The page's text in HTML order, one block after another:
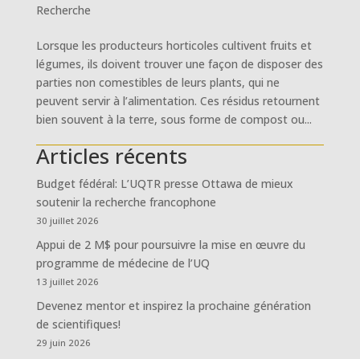
Recherche
Lorsque les producteurs horticoles cultivent fruits et
légumes, ils doivent trouver une façon de disposer des
parties non comestibles de leurs plants, qui ne
peuvent servir à l’alimentation. Ces résidus retournent
bien souvent à la terre, sous forme de compost ou...
Articles récents
Budget fédéral: L’UQTR presse Ottawa de mieux
soutenir la recherche francophone
30 juillet 2026
Appui de 2 M$ pour poursuivre la mise en œuvre du
programme de médecine de l’UQ
13 juillet 2026
Devenez mentor et inspirez la prochaine génération
de scientifiques!
29 juin 2026